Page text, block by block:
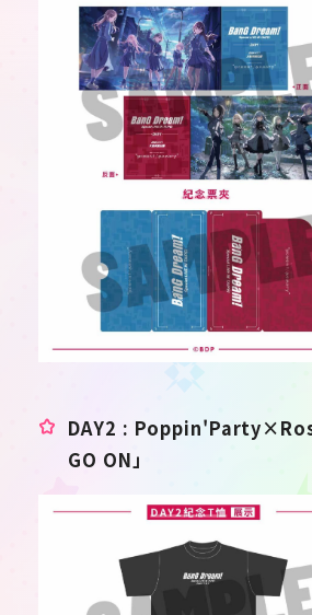
DAY2 :
GO ON」